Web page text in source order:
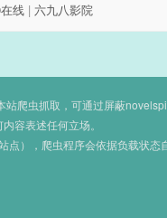
线 | 六九八影院
爬虫抓取，可通过屏蔽
容表述任何立场。
），爬虫程序会依据负载状态